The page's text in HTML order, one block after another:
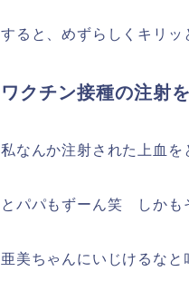
すると、めずらしくキリッ
ワクチン接種の注射
私なんか注射された上血
とパパもずーん笑 しかも
亜美ちゃんにいじけるなと